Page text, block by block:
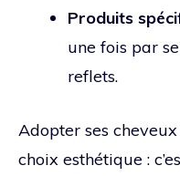
Produits
une fois par
reflets.
Adopter ses
choix esthétique :